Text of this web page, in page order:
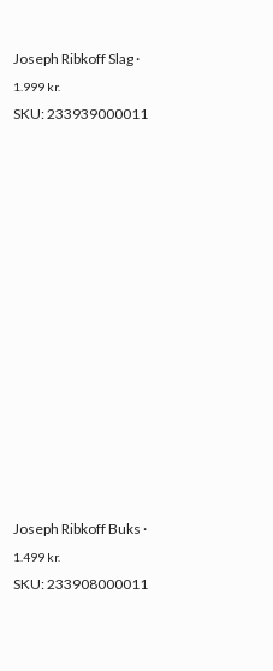
Joseph Ribkoff Slag ·
1.999 kr.
SKU: 233939000011
Joseph Ribkoff Buks ·
1.499 kr.
SKU: 233908000011